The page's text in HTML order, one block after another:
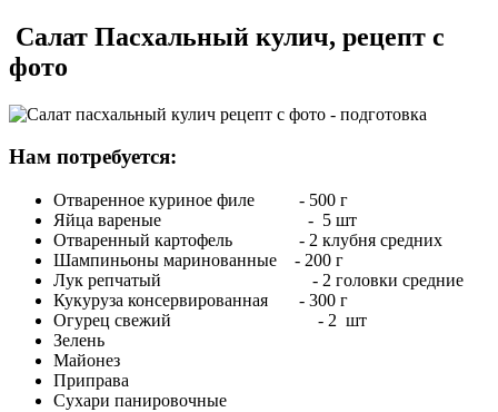
Салат Пасхальный кулич, рецепт с
фото
Нам потребуется:
Отваренное куриное филе - 500 г
Яйца вареные - 5 шт
Отваренный картофель - 2 клубня средних
Шампиньоны маринованные - 200 г
Лук репчатый - 2 головки средние
Кукуруза консервированная - 300 г
Огурец свежий - 2 шт
Зелень
Майонез
Приправа
Сухари панировочные